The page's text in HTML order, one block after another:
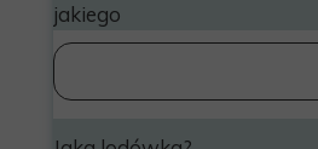
jakiego